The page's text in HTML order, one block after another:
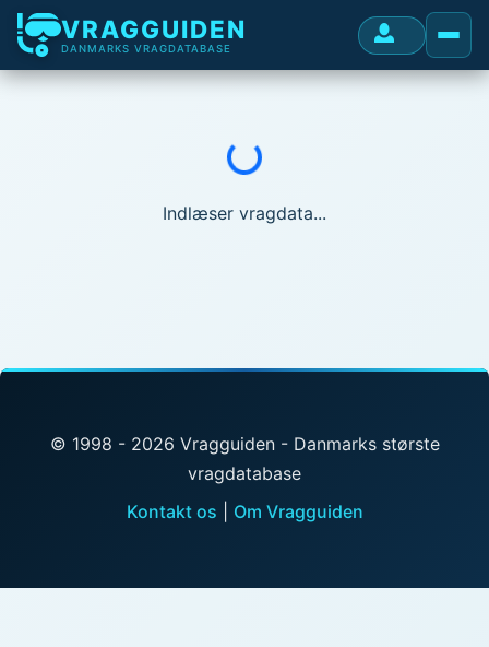
VRAGGUIDEN
DANMARKS VRAGDATABASE
Indlæser...
Indlæser vragdata...
© 1998 - 2026 Vragguiden - Danmarks største
vragdatabase
Kontakt os
Om Vragguiden